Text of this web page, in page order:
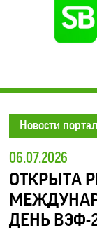
Новости
06.07.2026
ОТКРЫТА
ДЕНЬ ВЭФ-